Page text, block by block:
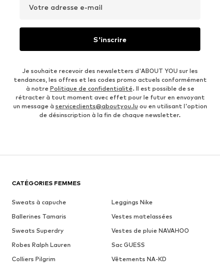
Votre adresse e-mail
S'inscrire
Je souhaite recevoir des newsletters d'ABOUT YOU sur les
tendances, les offres et les codes promo actuels conformément
à notre Politique de confidentialité. Il est possible de se
rétracter à tout moment avec effet pour le futur en envoyant
un message à serviceclients@aboutyou.lu ou en utilisant l'option
de désinscription à la fin de chaque newsletter.
CATÉGORIES FEMMES
Sweats à capuche
Leggings Nike
Ballerines Tamaris
Vestes matelassées
Sweats Superdry
Vestes de pluie NAVAHOO
Robes Ralph Lauren
Sac GUESS
Colliers Pilgrim
Vêtements NA-KD